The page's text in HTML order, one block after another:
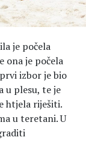
je počela
ona je počela
izbor je bio
u plesu, te je
htjela riješiti.
u teretani. U